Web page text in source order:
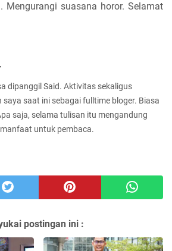
Mengurangi suasana horor. Selamat
dipanggil Said. Aktivitas sekaligus
saya saat ini sebagai fulltime bloger. Biasa
saja, selama tulisan itu mengandung
untuk pembaca.
postingan ini :